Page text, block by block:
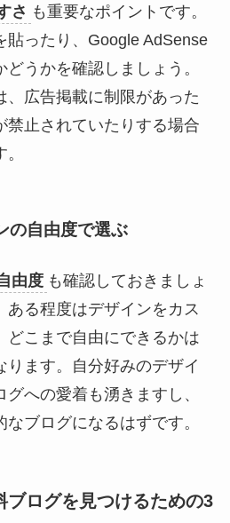
さ も重要なポイントです。
貼ったり、Google AdSense
うかを確認しましょう。
、広告掲載に制限があった
禁止されていたりする場合
の自由度で選ぶ
由度 も確認しておきましょ
ある程度はデザインをカス
どこまで自由にできるかは
ります。自分好みのデザイ
への愛着も湧きますし、
ブログになるはずです。
ブログを見つけるための3